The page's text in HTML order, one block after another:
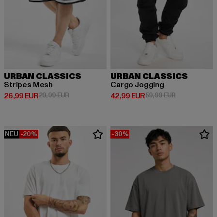
URBAN CLASSICS
Stripes Mesh
26,99 EUR
Derzeitiger Preis: 26,99 EUR
29,99 EURAktionspreis: 29,99 EUR
URBAN CLASSICS
Cargo Jogging
42,99 EUR
Derzeitiger Preis: 42,99 EUR
59,99 EURAktionspreis:
NEU -20% -30%